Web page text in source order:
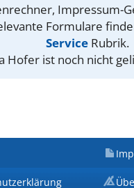
Impressum-
Formulare
Service Rubrik.
Hofer ist noch nicht